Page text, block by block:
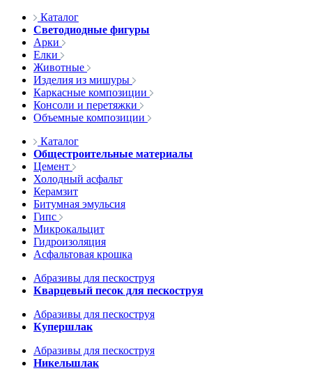
Каталог
Светодиодные фигуры
Арки
Елки
Животные
Изделия из мишуры
Каркасные композиции
Консоли и перетяжки
Объемные композиции
Каталог
Общестроительные материалы
Цемент
Холодный асфальт
Керамзит
Битумная эмульсия
Гипс
Микрокальцит
Гидроизоляция
Асфальтовая крошка
Абразивы для пескоструя
Кварцевый песок для пескоструя
Абразивы для пескоструя
Купершлак
Абразивы для пескоструя
Никельшлак